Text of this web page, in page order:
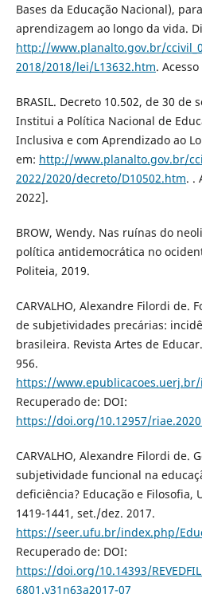
Bases da Educação Nacional),
aprendizagem ao longo da vida.
http://www.planalto.gov.br/
2018/2018/lei/L13632.htm.
BRASIL. Decreto 10.502, de 30 de
Institui a Política Nacional de
Inclusiva e com Aprendizado ao
em: http://www.planalto.gov.br/
2022/2020/decreto/D10502.htm. .
2022].
BROW, Wendy. Nas ruínas do
política antidemocrática no
Politeia, 2019.
CARVALHO, Alexandre Filordi de.
de subjetividades precárias:
brasileira. Revista Artes de
956.
https://
Recuperado de: DOI:
https://doi.org/10.12957/
CARVALHO, Alexandre Filordi de.
subjetividade funcional na
deficiência? Educação e Filosofia,
1419-1441, set./dez. 2017.
https://seer.ufu.br/index.php/
Recuperado de: DOI:
https://doi.org/10.14393/
6801.v31n63a2017-07